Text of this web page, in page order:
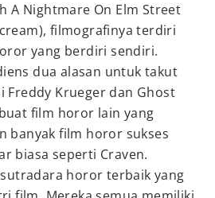
A Nightmare On Elm Street
filmografinya terdiri
yang berdiri sendiri.
dua alasan untuk takut
Freddy Krueger dan Ghost
film horor lain yang
banyak film horor sukses
biasa seperti Craven.
horor terbaik yang